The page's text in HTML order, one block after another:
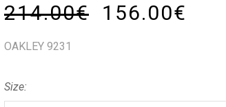
214.00€ 156.00€
OAKLEY 9231
Size